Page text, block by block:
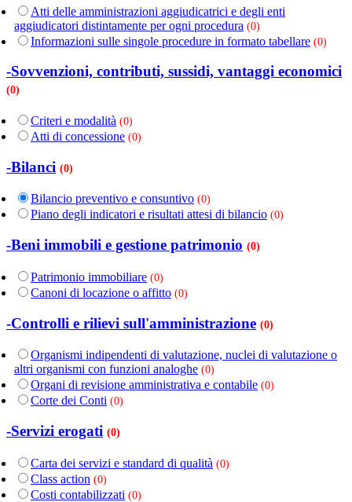
Atti delle amministrazioni aggiudicatrici e degli enti
aggiudicatori distintamente per ogni procedura (0)
Informazioni sulle singole procedure in formato tabellare (0)
-Sovvenzioni, contributi, sussidi, vantaggi economici
(0)
Criteri e modalità (0)
Atti di concessione (0)
-Bilanci (0)
Bilancio preventivo e consuntivo (0)
Piano degli indicatori e risultati attesi di bilancio (0)
-Beni immobili e gestione patrimonio (0)
Patrimonio immobiliare (0)
Canoni di locazione o affitto (0)
-Controlli e rilievi sull'amministrazione (0)
Organismi indipendenti di valutazione, nuclei di valutazione o
altri organismi con funzioni analoghe (0)
Organi di revisione amministrativa e contabile (0)
Corte dei Conti (0)
-Servizi erogati (0)
Carta dei servizi e standard di qualità (0)
Class action (0)
Costi contabilizzati (0)